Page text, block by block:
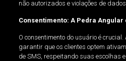
não autorizados e violações de
Consentimento: A Pedra
O consentimento do usuário é
garantir que os clientes optem
de SMS, respeitando suas escolhas